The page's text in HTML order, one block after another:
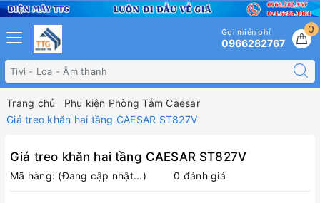
0
Gọi miễn phí
0966282767
Trang chủ
Phụ kiện Phòng Tắm Caesar
Giá treo khăn hai tầng CAESAR ST827V
Giá treo khăn hai tầng CAESAR ST827V
Mã hàng: (Đang cập nhật...) 0 đánh giá